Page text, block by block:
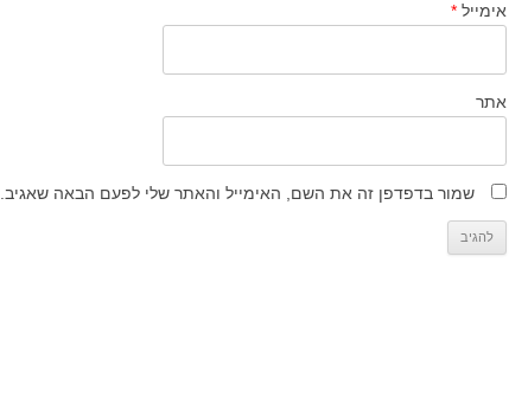
אימייל *
אתר
שמור בדפדפן זה את השם, האימייל והאתר שלי לפעם הבאה שאגיב.